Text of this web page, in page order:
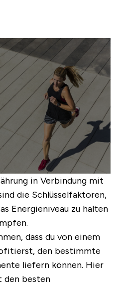
in Verbindung mit
die Schlüsselfaktoren,
Energieniveau zu halten
dass du von einem
den bestimmte
liefern können. Hier
den besten